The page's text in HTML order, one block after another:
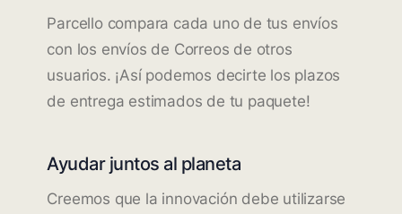
Parcello compara cada uno de tus envíos
con los envíos de Correos de otros
usuarios. ¡Así podemos decirte los plazos
de entrega estimados de tu paquete!
Ayudar juntos al planeta
Creemos que la innovación debe utilizarse